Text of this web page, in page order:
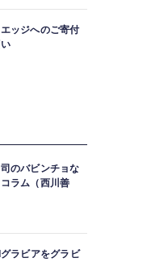
ッジへのご寄付
のバビンチョな
ラム（西川善
ラビアをグラビ